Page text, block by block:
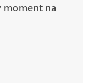
moment na